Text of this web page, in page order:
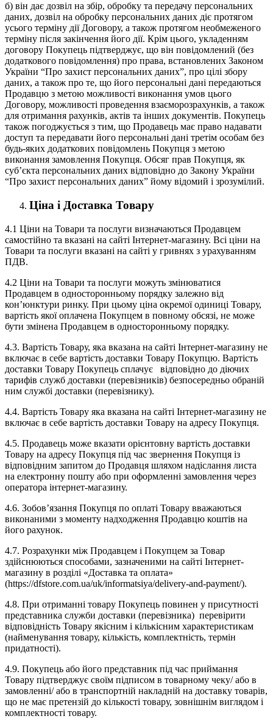
б) він дає дозвіл на збір, обробку та передачу персональних
даних, дозвіл на обробку персональних даних діє протягом
усього терміну дії Договору, а також протягом необмеженого
терміну після закінчення його дії. Крім цього, укладенням
договору Покупець підтверджує, що він повідомлений (без
додаткового повідомлення) про права, встановлених Законом
України “Про захист персональних даних”, про цілі збору
даних, а також про те, що його персональні дані передаються
Продавцю з метою можливості виконання умов цього
Договору, можливості проведення взаєморозрахунків, а також
для отримання рахунків, актів та інших документів. Покупець
також погоджується з тим, що Продавець має право надавати
доступ та передавати його персональні дані третім особам без
будь-яких додаткових повідомлень Покупця з метою
виконання замовлення Покупця. Обсяг прав Покупця, як
суб’єкта персональних даних відповідно до Закону України
“Про захист персональних даних” йому відомий і зрозумілий.
Ціна і Доставка Товару
4.1 Ціни на Товари та послуги визначаються Продавцем
самостійно та вказані на сайті Інтернет-магазину. Всі ціни на
Товари та послуги вказані на сайті у гривнях з урахуванням
ПДВ.
4.2 Ціни на Товари та послуги можуть змінюватися
Продавцем в односторонньому порядку залежно від
кон’юнктури ринку. При цьому ціна окремої одиниці Товару,
вартість якої оплачена Покупцем в повному обсязі, не може
бути змінена Продавцем в односторонньому порядку.
4.3. Вартість Товару, яка вказана на сайті Інтернет-магазину не
включає в себе вартість доставки Товару Покупцю. Вартість
доставки Товару Покупець сплачує відповідно до діючих
тарифів служб доставки (перевізників) безпосередньо обраній
ним службі доставки (перевізнику).
4.4. Вартість Товару яка вказана на сайті Інтернет-магазину не
включає в себе вартість доставки Товару на адресу Покупця.
4.5. Продавець може вказати орієнтовну вартість доставки
Товару на адресу Покупця під час звернення Покупця із
відповідним запитом до Продавця шляхом надіслання листа
на електронну пошту або при оформленні замовлення через
оператора інтернет-магазину.
4.6. Зобов’язання Покупця по оплаті Товару вважаються
виконаними з моменту надходження Продавцю коштів на
його рахунок.
4.7. Розрахунки між Продавцем і Покупцем за Товар
здійснюються способами, зазначеними на сайті Інтернет-
магазину в розділі «Доставка та оплата»
(https://dfstore.com.ua/uk/informatsiya/delivery-and-payment/).
4.8. При отриманні товару Покупець повинен у присутності
представника служби доставки (перевізника) перевірити
відповідність Товару якісним і кількісним характеристикам
(найменування товару, кількість, комплектність, термін
придатності).
4.9. Покупець або його представник під час приймання
Товару підтверджує своїм підписом в товарному чеку/ або в
замовленні/ або в транспортній накладній на доставку товарів,
що не має претензій до кількості товару, зовнішнім виглядом і
комплектності товару.